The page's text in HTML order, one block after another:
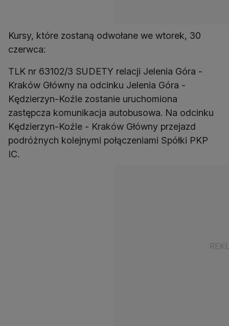
Kursy, które zostaną odwołane we wtorek, 30
czerwca:
TLK nr 63102/3 SUDETY relacji Jelenia Góra -
Kraków Główny na odcinku Jelenia Góra -
Kędzierzyn-Koźle zostanie uruchomiona
zastępcza komunikacja autobusowa. Na odcinku
Kędzierzyn-Koźle - Kraków Główny przejazd
podróżnych kolejnymi połączeniami Spółki PKP
IC.